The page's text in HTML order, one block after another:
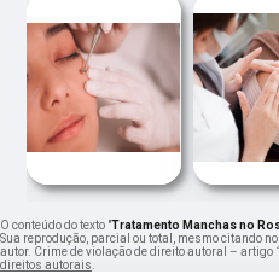
‹
O conteúdo do texto "Tratamento Manchas no
Sua reprodução, parcial ou total, mesmo citando
autor. Crime de violação de direito autoral – artigo
direitos autorais.